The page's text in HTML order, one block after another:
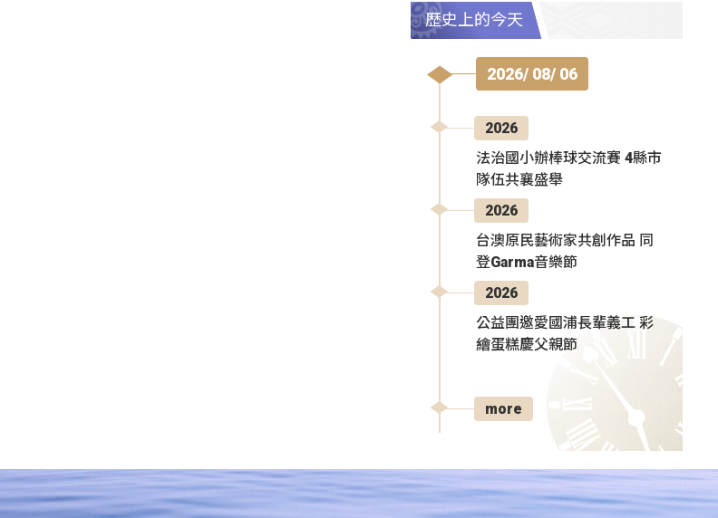
歷史上的今天
2026/ 08/ 06
2026
法治國小辦棒球交流賽 4縣市
隊伍共襄盛舉
2026
台澳原民藝術家共創作品 同
登Garma音樂節
2026
公益團邀愛國浦長輩義工 彩
繪蛋糕慶父親節
more